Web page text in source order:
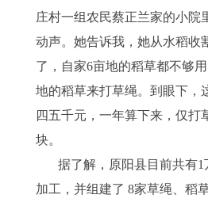
庄村一组农民蔡正兰家的小院
动声。她告诉我，她从水稻收
了，自家6亩地的稻草都不够
地的稻草来打草绳。到眼下，
四五千元，一年算下来，仅打
块。
据了解，原阳县目前共有1
加工，并组建了 8家草绳、稻